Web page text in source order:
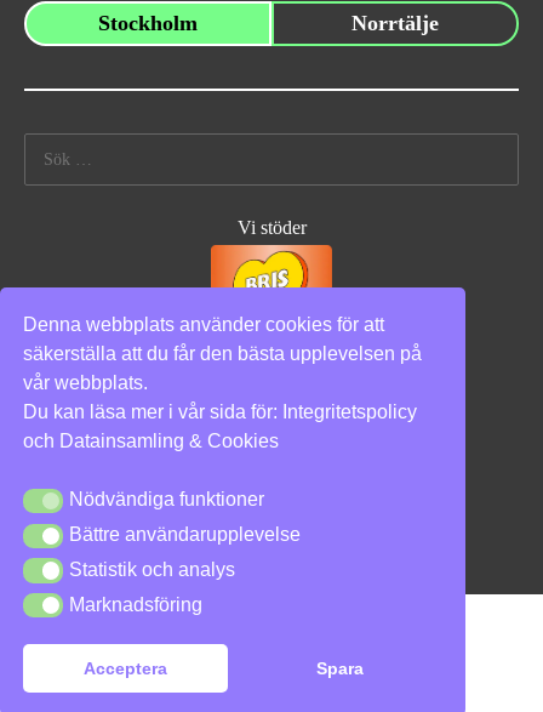
Denna webbplats använder cookies för att
säkerställa att du får den bästa upplevelsen på
vår webbplats.
Du kan läsa mer i vår sida för: Integritetspolicy
och Datainsamling & Cookies
Nödvändiga funktioner
Nödvändiga funktioner
Bättre användarupplevelse
Bättre användarupplevelse
Statistik och analys
Statistik och analys
Marknadsföring
Marknadsföring
Acceptera Spara
Stockholm Norrtälje
Sök
efter:
Vi stöder
Integritetspolicy Cookies